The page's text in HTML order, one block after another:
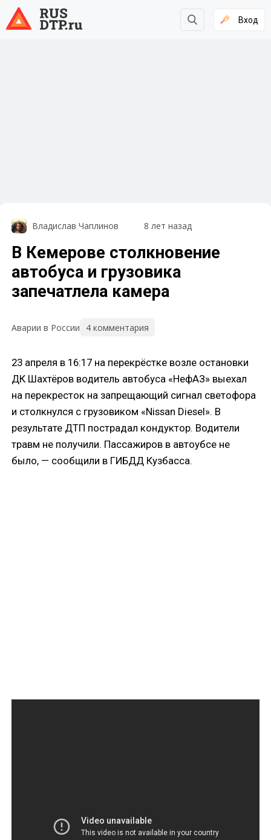
Вход
Владислав Чаплинов 8 лет назад
В Кемерове столкновение
автобуса и грузовика
запечатлела камера
Аварии в России 4 комментария
23 апреля в 16:17 на перекрёстке возле остановки
ДК Шахтёров водитель автобуса «НефАЗ» выехал
на перекресток на запрещающий сигнал светофора
и столкнулся с грузовиком «Nissan Diesel». В
результате ДТП пострадал кондуктор. Водители
травм не получили. Пассажиров в автоубсе не
было, — сообщили в ГИБДД Кузбасса.